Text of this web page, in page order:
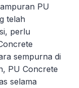
PU
telah
perlu
sempurna di
PU Concrete
selama